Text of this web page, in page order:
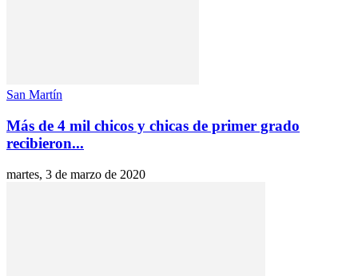
San Martín
Más de 4 mil chicos y chicas de primer grado
recibieron...
martes, 3 de marzo de 2020